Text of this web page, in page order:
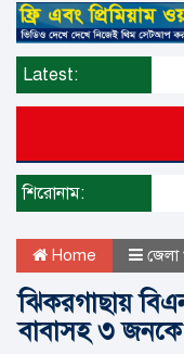
Latest:
শিরোনাম:
Home
ঝিকরগাছায়
বাবাসহ ৩